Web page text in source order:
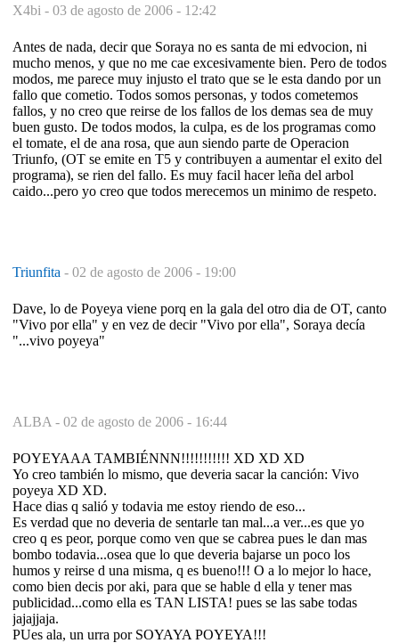
X4bi - 03 de agosto de 2006 - 12:42
Antes de nada, decir que Soraya no es santa de mi edvocion, ni
mucho menos, y que no me cae excesivamente bien. Pero de todos
modos, me parece muy injusto el trato que se le esta dando por un
fallo que cometio. Todos somos personas, y todos cometemos
fallos, y no creo que reirse de los fallos de los demas sea de muy
buen gusto. De todos modos, la culpa, es de los programas como
el tomate, el de ana rosa, que aun siendo parte de Operacion
Triunfo, (OT se emite en T5 y contribuyen a aumentar el exito del
programa), se rien del fallo. Es muy facil hacer leña del arbol
caido...pero yo creo que todos merecemos un minimo de respeto.
Triunfita - 02 de agosto de 2006 - 19:00
Dave, lo de Poyeya viene porq en la gala del otro dia de OT, canto
"Vivo por ella" y en vez de decir "Vivo por ella", Soraya decía
"...vivo poyeya"
ALBA - 02 de agosto de 2006 - 16:44
POYEYAAA TAMBIÉNNN!!!!!!!!!!! XD XD XD
Yo creo también lo mismo, que deveria sacar la canción: Vivo
poyeya XD XD.
Hace dias q salió y todavia me estoy riendo de eso...
Es verdad que no deveria de sentarle tan mal...a ver...es que yo
creo q es peor, porque como ven que se cabrea pues le dan mas
bombo todavia...osea que lo que deveria bajarse un poco los
humos y reirse d una misma, q es bueno!!! O a lo mejor lo hace,
como bien decis por aki, para que se hable d ella y tener mas
publicidad...como ella es TAN LISTA! pues se las sabe todas
jajajjaja.
PUes ala, un urra por SOYAYA POYEYA!!!